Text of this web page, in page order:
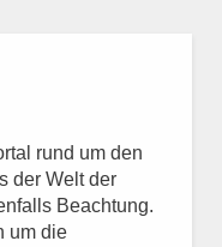
rund um den
der Welt der
Beachtung.
um die